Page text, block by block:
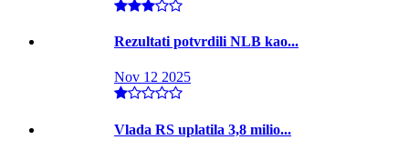
Rezultati potvrdili NLB kao...
Nov 12 2025
Vlada RS uplatila 3,8 milio...